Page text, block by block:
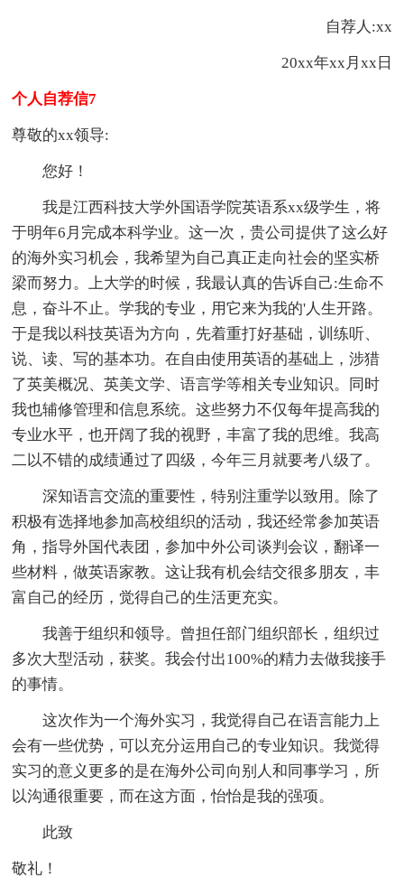
自荐人:xx
20xx年xx月xx日
个人自荐信7
尊敬的xx领导:
您好！
我是江西科技大学外国语学院英语系xx级学生，将
于明年6月完成本科学业。这一次，贵公司提供了这么好
的海外实习机会，我希望为自己真正走向社会的坚实桥
梁而努力。上大学的时候，我最认真的告诉自己:生命不
息，奋斗不止。学我的专业，用它来为我的'人生开路。
于是我以科技英语为方向，先着重打好基础，训练听、
说、读、写的基本功。在自由使用英语的基础上，涉猎
了英美概况、英美文学、语言学等相关专业知识。同时
我也辅修管理和信息系统。这些努力不仅每年提高我的
专业水平，也开阔了我的视野，丰富了我的思维。我高
二以不错的成绩通过了四级，今年三月就要考八级了。
深知语言交流的重要性，特别注重学以致用。除了
积极有选择地参加高校组织的活动，我还经常参加英语
角，指导外国代表团，参加中外公司谈判会议，翻译一
些材料，做英语家教。这让我有机会结交很多朋友，丰
富自己的经历，觉得自己的生活更充实。
我善于组织和领导。曾担任部门组织部长，组织过
多次大型活动，获奖。我会付出100%的精力去做我接手
的事情。
这次作为一个海外实习，我觉得自己在语言能力上
会有一些优势，可以充分运用自己的专业知识。我觉得
实习的意义更多的是在海外公司向别人和同事学习，所
以沟通很重要，而在这方面，怡怡是我的强项。
此致
敬礼！